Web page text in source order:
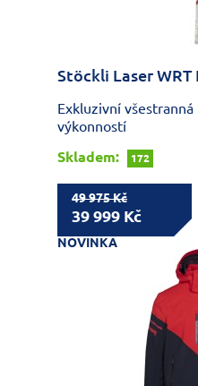
Stöckli Laser WRT
Exkluzivní
výkonností
Skladem:
172
49 975 Kč
39 999 Kč
NOVINKA